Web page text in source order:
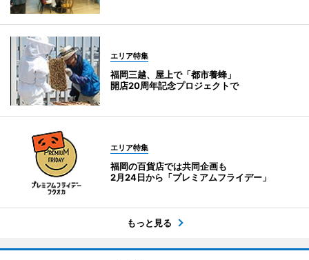
エリア特集
福岡三越、屋上で「都市養蜂」
開店20周年記念プロジェクトで
エリア特集
福岡の百貨店では共同企画も
2月24日から「プレミアムフライデー」
もっと見る